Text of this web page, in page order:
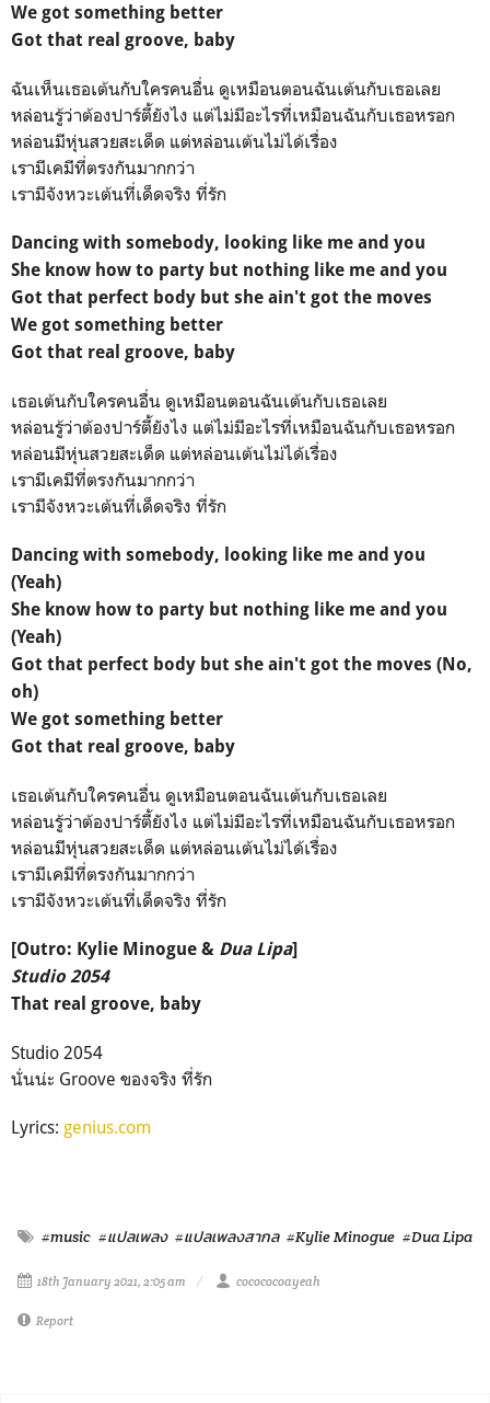
We got something better
Got that real groove, baby
ฉันเห็นเธอเต้นกับใครคนอื่น ดูเหมือนตอนฉันเต้นกับเธอเลย
หล่อนรู้ว่าต้องปาร์ตี้ยังไง แต่ไม่มีอะไรที่เหมือนฉันกับเธอหรอก
หล่อนมีหุ่นสวยสะเด็ด แต่หล่อนเต้นไม่ได้เรื่อง
เรามีเคมีที่ตรงกันมากกว่า
เรามีจังหวะเต้นที่เด็ดจริง ที่รัก
Dancing with somebody, looking like me and you
She know how to party but nothing like me and you
Got that perfect body but she ain't got the moves
We got something better
Got that real groove, baby
เธอเต้นกับใครคนอื่น ดูเหมือนตอนฉันเต้นกับเธอเลย
หล่อนรู้ว่าต้องปาร์ตี้ยังไง แต่ไม่มีอะไรที่เหมือนฉันกับเธอหรอก
หล่อนมีหุ่นสวยสะเด็ด แต่หล่อนเต้นไม่ได้เรื่อง
เรามีเคมีที่ตรงกันมากกว่า
เรามีจังหวะเต้นที่เด็ดจริง ที่รัก
Dancing with somebody, looking like me and you
(Yeah)
She know how to party but nothing like me and you
(Yeah)
Got that perfect body but she ain't got the moves (No,
oh)
We got something better
Got that real groove, baby
เธอเต้นกับใครคนอื่น ดูเหมือนตอนฉันเต้นกับเธอเลย
หล่อนรู้ว่าต้องปาร์ตี้ยังไง แต่ไม่มีอะไรที่เหมือนฉันกับเธอหรอก
หล่อนมีหุ่นสวยสะเด็ด แต่หล่อนเต้นไม่ได้เรื่อง
เรามีเคมีที่ตรงกันมากกว่า
เรามีจังหวะเต้นที่เด็ดจริง ที่รัก
[Outro: Kylie Minogue & Dua Lipa]
Studio 2054
That real groove, baby
Studio 2054
นั่นน่ะ Groove ของจริง ที่รัก
Lyrics: genius.com
#music #แปลเพลง #แปลเพลงสากล #Kylie Minogue #Dua Lipa
18th January 2021, 2:05 am cocococoayeah
Report